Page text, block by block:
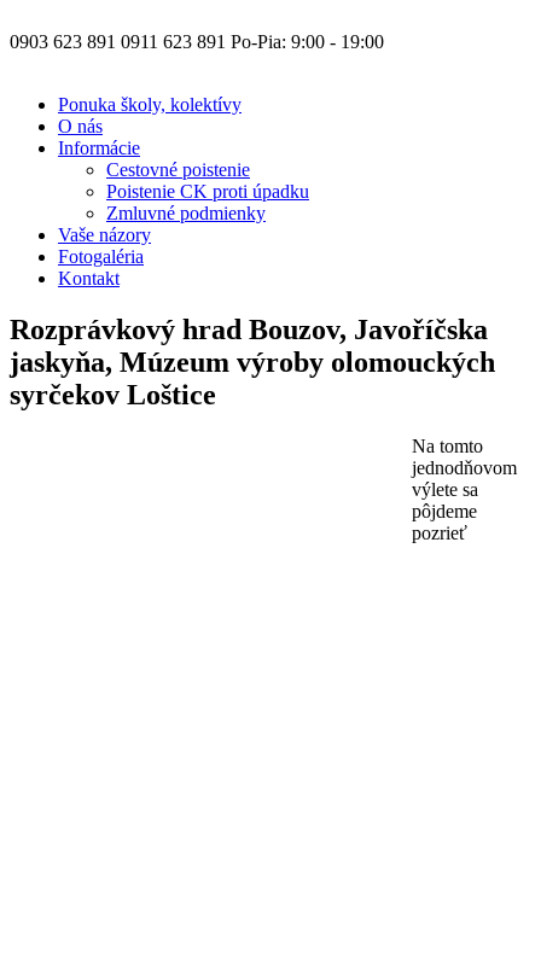
0903 623 891 0911 623 891 Po-Pia: 9:00 - 19:00
Ponuka školy, kolektívy
O nás
Informácie
Cestovné poistenie
Poistenie CK proti úpadku
Zmluvné podmienky
Vaše názory
Fotogaléria
Kontakt
Rozprávkový hrad Bouzov, Javoříčska
jaskyňa, Múzeum výroby olomouckých
syrčekov Loštice
Na tomto
jednodňovom
výlete sa
pôjdeme
pozrieť